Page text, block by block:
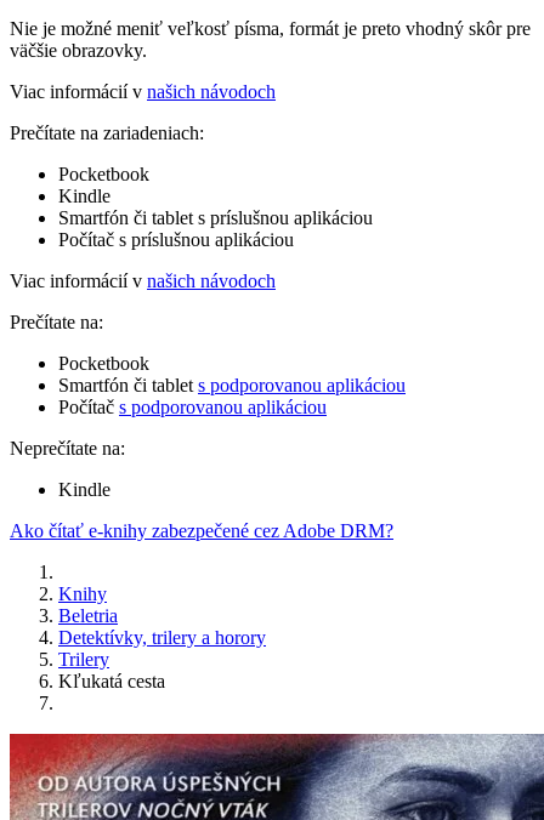
Nie je možné meniť veľkosť písma, formát je preto vhodný skôr pre
väčšie obrazovky.
Viac informácií v našich návodoch
Prečítate na zariadeniach:
Pocketbook
Kindle
Smartfón či tablet s príslušnou aplikáciou
Počítač s príslušnou aplikáciou
Viac informácií v našich návodoch
Prečítate na:
Pocketbook
Smartfón či tablet s podporovanou aplikáciou
Počítač s podporovanou aplikáciou
Neprečítate na:
Kindle
Ako čítať e-knihy zabezpečené cez Adobe DRM?
Knihy
Beletria
Detektívky, trilery a horory
Trilery
Kľukatá cesta